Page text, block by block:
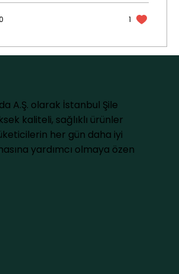
1
A.Ş. olarak İstanbul Şile
kaliteli, sağlıklı ürünler
her gün daha iyi
yardımcı olmaya özen